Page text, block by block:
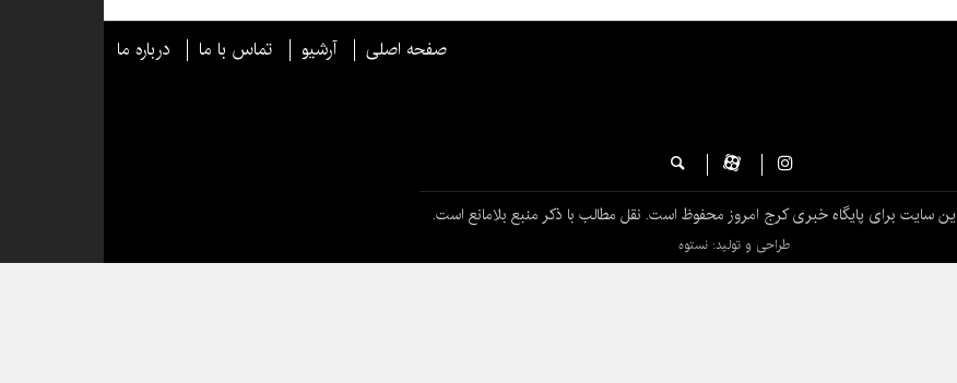
صفحه اصلی آرشیو تماس با ما درباره ما
سایت برای پایگاه خبری کرج امروز محفوظ است. نقل مطالب با ذکر منبع بلامانع است.
طراحی و تولید: نستوه